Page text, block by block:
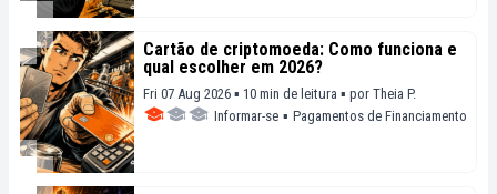
Cartão de criptomoeda: Como funciona e
qual escolher em 2026?
Fri 07 Aug 2026 ▪ 10 min de leitura ▪ por Theia P.
Informar-se ▪ Pagamentos de Financiamento